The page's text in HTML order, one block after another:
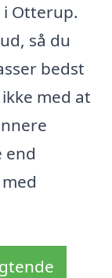
Otterup.
så du
bedst
med at
end